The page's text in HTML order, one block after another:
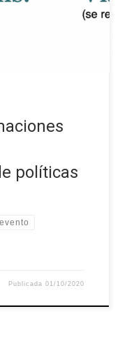
Latina –
políticas
evento
Publicada01/10/2020